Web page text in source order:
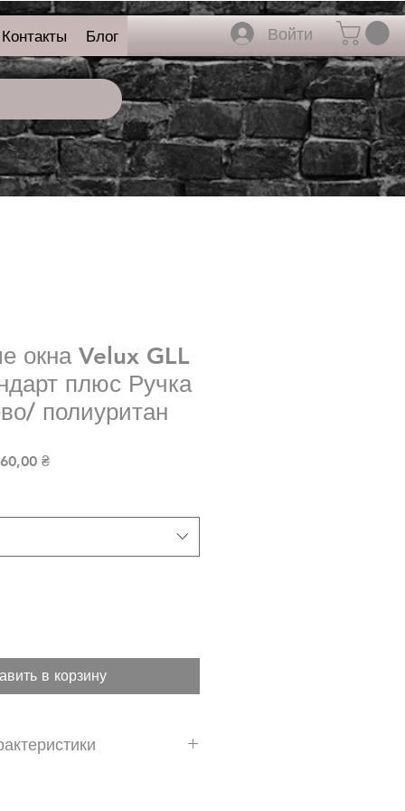
Контакты Блог Войти
окна Velux GLL
плюс Ручка
полиуритан
цена
₴Спеццена
в корзину